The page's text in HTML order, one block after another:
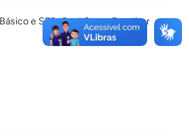
e SEP: Qual Curso Escolher